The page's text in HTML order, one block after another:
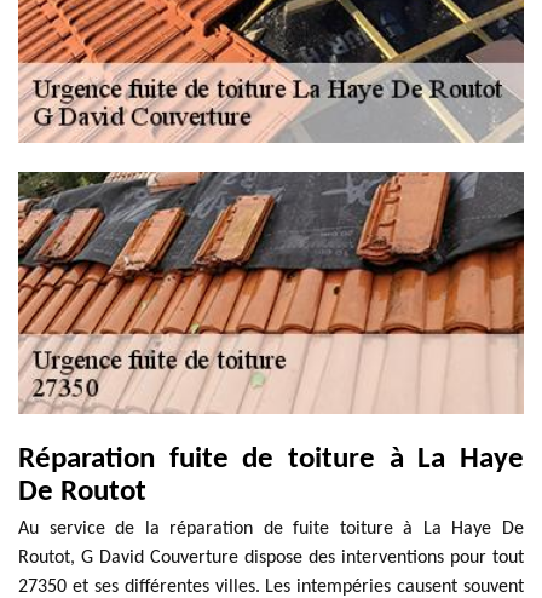
Réparation fuite de toiture à La Haye
De Routot
Au service de la réparation de fuite toiture à La Haye De
Routot, G David Couverture dispose des interventions pour tout
27350 et ses différentes villes. Les intempéries causent souvent